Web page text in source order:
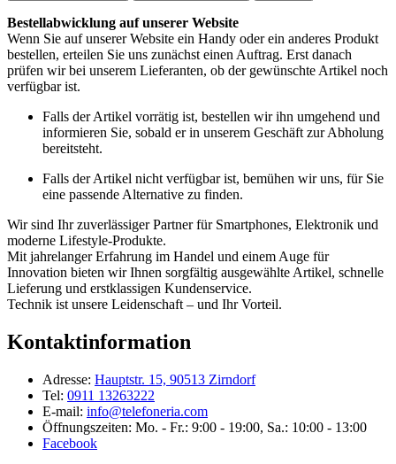
Bestellabwicklung auf unserer Website
Wenn Sie auf unserer Website ein Handy oder ein anderes Produkt
bestellen, erteilen Sie uns zunächst einen Auftrag. Erst danach
prüfen wir bei unserem Lieferanten, ob der gewünschte Artikel noch
verfügbar ist.
Falls der Artikel vorrätig ist, bestellen wir ihn umgehend und
informieren Sie, sobald er in unserem Geschäft zur Abholung
bereitsteht.
Falls der Artikel nicht verfügbar ist, bemühen wir uns, für Sie
eine passende Alternative zu finden.
Wir sind Ihr zuverlässiger Partner für Smartphones, Elektronik und
moderne Lifestyle-Produkte.
Mit jahrelanger Erfahrung im Handel und einem Auge für
Innovation bieten wir Ihnen sorgfältig ausgewählte Artikel, schnelle
Lieferung und erstklassigen Kundenservice.
Technik ist unsere Leidenschaft – und Ihr Vorteil.
Kontaktinformation
Adresse: Hauptstr. 15, 90513 Zirndorf
Tel: 0911 13263222
E-mail: info@telefoneria.com
Öffnungszeiten: Mo. - Fr.: 9:00 - 19:00, Sa.: 10:00 - 13:00
Facebook